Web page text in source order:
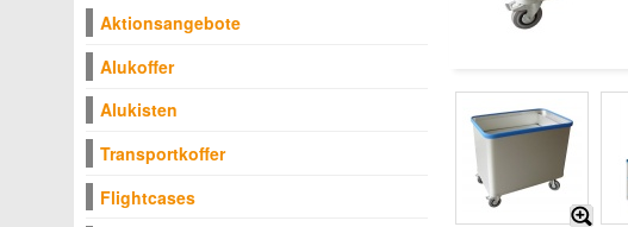
Aktionsangebote
Alukoffer
Alukisten
Transportkoffer
Flightcases